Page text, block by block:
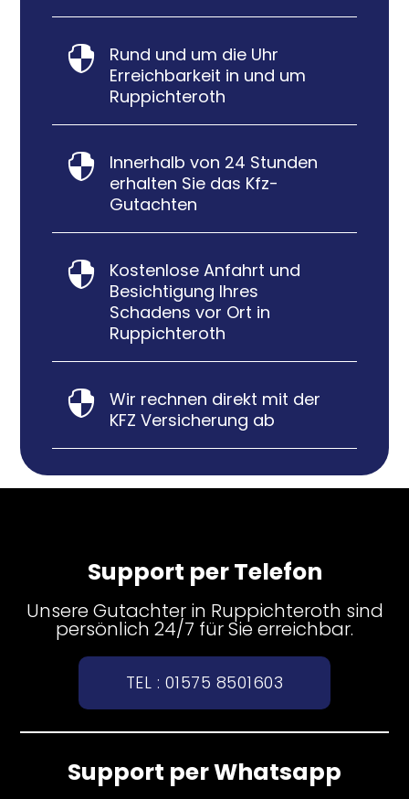

Rund und um die Uhr
Erreichbarkeit in und um
Ruppichteroth

Innerhalb von 24 Stunden
erhalten Sie das Kfz-
Gutachten

Kostenlose Anfahrt und
Besichtigung Ihres
Schadens vor Ort in
Ruppichteroth

Wir rechnen direkt mit der
KFZ Versicherung ab
Support per Telefon
Unsere Gutachter in Ruppichteroth sind
persönlich 24/7 für Sie erreichbar.
TEL : 01575 8501603
Support per Whatsapp